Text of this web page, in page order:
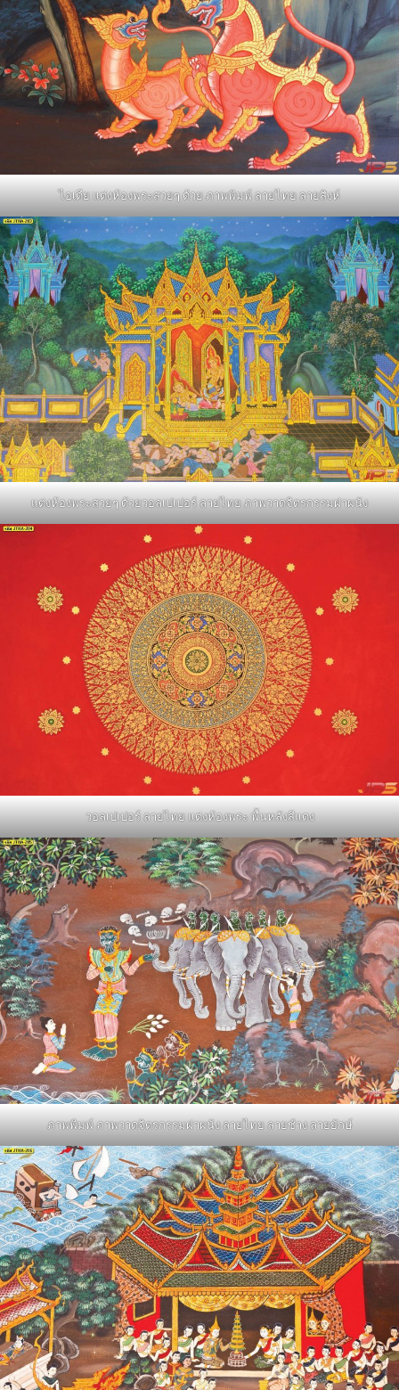
ไอเดีย แต่งห้องพระสวยๆ ด้วย ภาพพิมพ์ ลายไทย ลายสิงห์
แต่งห้องพระสวยๆ ด้วยวอลเปเปอร์ ลายไทย ภาพวาดจิตรกรรมฝาผนัง
วอลเปเปอร์ ลายไทย แต่งห้องพระ พื้นหลังสีแดง
ภาพพิมพ์ ภาพวาดจิตรกรรมฝาผนัง ลายไทย ลายช้าง ลายยักษ์